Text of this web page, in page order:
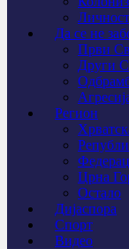
Да се не
Први
Други
Регион
Црна
Остало
Дијаспора
Спорт
Видео